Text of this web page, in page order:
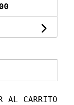
AL CARRITO